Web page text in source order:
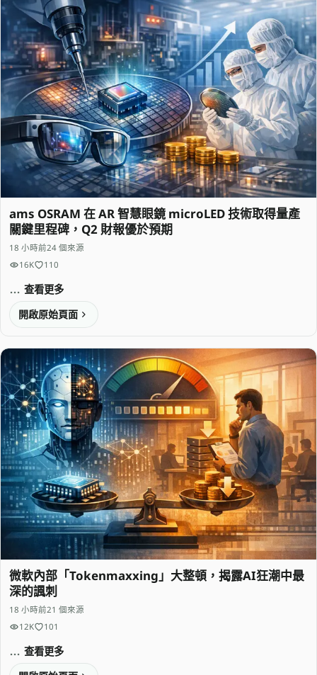
ams OSRAM 在 AR 智慧眼鏡 microLED 技術取得量產
關鍵里程碑，Q2 財報優於預期
18 小時前24 個來源
16K
110
查看更多
開啟原始頁面
微軟內部「Tokenmaxxing」大整頓，揭露AI狂潮中最
深的諷刺
18 小時前21 個來源
12K
101
查看更多